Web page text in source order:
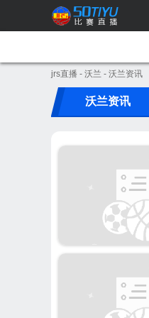
jrs直播 - 沃兰 - 沃兰资讯
沃兰资讯